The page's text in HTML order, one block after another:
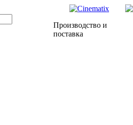
Производство и
поставка